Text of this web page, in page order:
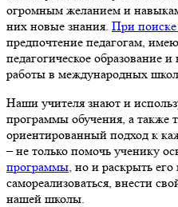
огромным желанием и
них новые знания. При поиске
предпочтение педагогам,
педагогическое образование
работы в международных
Наши учителя знают и
программы обучения, а также
ориентированный подход к
– не только помочь ученику
программы, но и раскрыть
самореализоваться, внести
нашей школы.